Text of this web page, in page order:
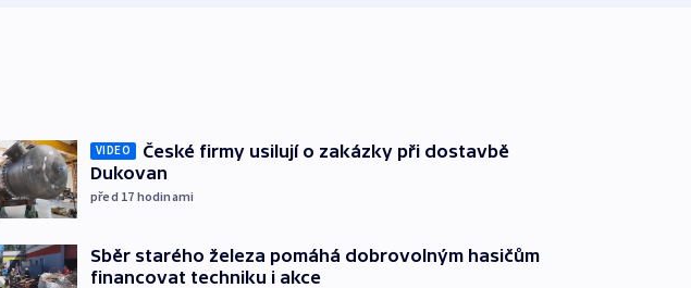
VIDEO
České firmy usilují o zakázky při dostavbě
Dukovan
před 17 hodinami
Sběr starého železa pomáhá dobrovolným hasičům
financovat techniku i akce